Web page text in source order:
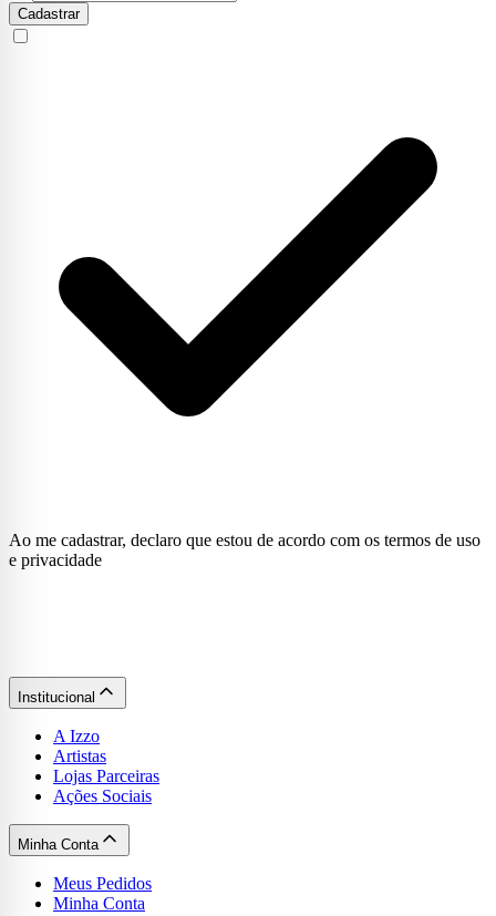
Cadastrar
Ao me cadastrar, declaro que estou de acordo com os termos de uso
e privacidade
Institucional
A Izzo
Artistas
Lojas Parceiras
Ações Sociais
Minha Conta
Meus Pedidos
Minha Conta